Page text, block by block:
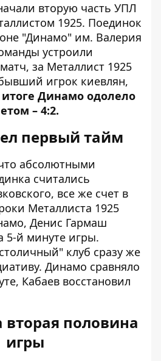
вторую часть УПЛ
1925. Поединок
"Динамо" им. Валерия
устроили
за Металлист 1925
игрок киевлян,
итоге Динамо одолело
– 4:2.
первый тайм
абсолютными
считались
все же счет в
Металлиста 1925
Денис Гармаш
5-й минуте игры.
клуб сразу же
Динамо сравняло
Кабаев восстановил
половина
игры